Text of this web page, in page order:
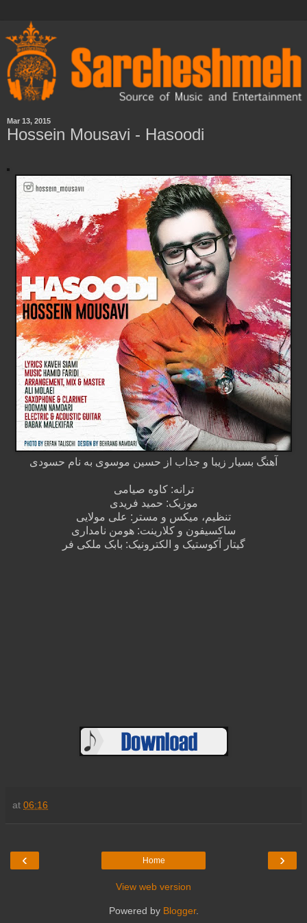
Mar 13, 2015
Hossein Mousavi - Hasoodi
آهنگ بسیار زیبا و جذاب از حسین موسوی به نام حسودی
ترانه: کاوه صیامی
موزیک: حمید فریدی
تنظیم، میکس و مستر: علی مولایی
ساکسیفون و کلارینت: هومن نامداری
گیتار آکوستیک و الکترونیک: بابک ملکی فر
at 06:16
‹ ›
Home
View web version
Powered by Blogger.